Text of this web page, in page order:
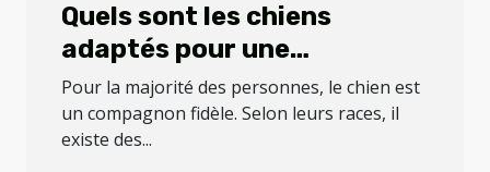
Quels sont les chiens
adaptés pour une
septuagénaire ?
Pour la majorité des personnes, le chien est
un compagnon fidèle. Selon leurs races, il
existe des...